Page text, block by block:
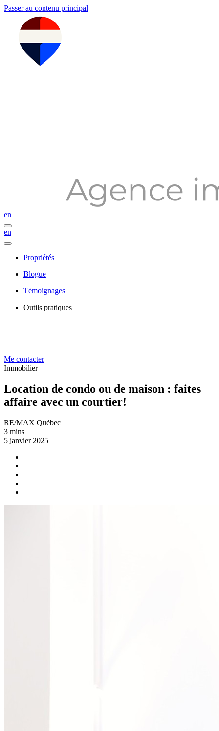
Passer au contenu principal
en
en
Propriétés
Blogue
Témoignages
Outils pratiques
Me contacter
Immobilier
Location de condo ou de maison : faites
affaire avec un courtier!
RE/MAX Québec
3 mins
5 janvier 2025